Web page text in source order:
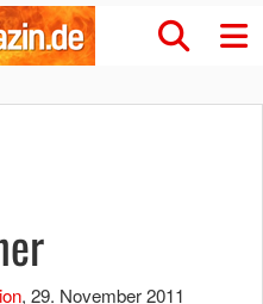
, 29. November 2011